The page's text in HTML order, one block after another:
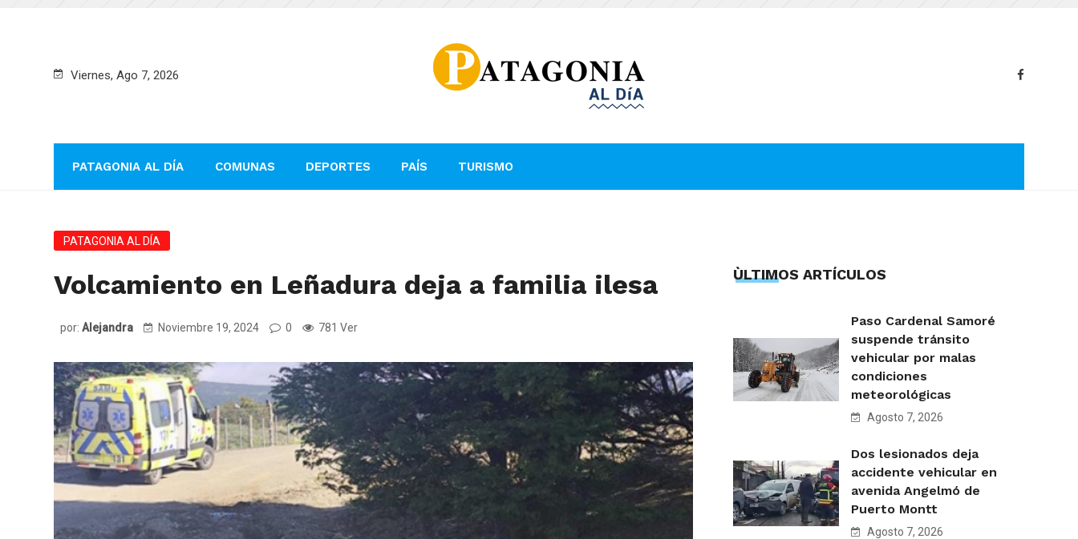
Viernes, Ago 7, 2026
PATAGONIA AL DÍA COMUNAS DEPORTES PAÍS TURISMO
PATAGONIA AL DÍA
Volcamiento en Leñadura deja a familia ilesa
por: Alejandra Noviembre 19, 2024 0 781 Ver
ÙLTIMOS ARTÍCULOS
Paso Cardenal Samoré
suspende tránsito
vehicular por malas
condiciones
meteorológicas
Agosto 7, 2026
Dos lesionados deja
accidente vehicular en
avenida Angelmó de
Puerto Montt
Agosto 7, 2026